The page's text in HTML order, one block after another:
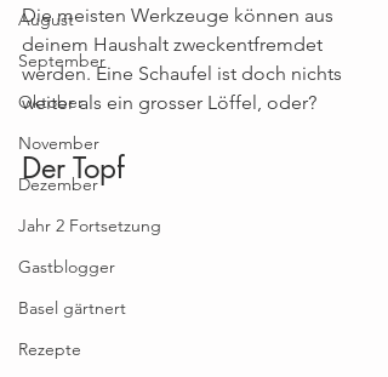
August
September
Oktober
November
Dezember
Jahr 2 Fortsetzung
Gastblogger
Basel gärtnert
Rezepte
Die meisten Werkzeuge können aus
deinem Haushalt zweckentfremdet
werden. Eine Schaufel ist doch nichts
weiter als ein grosser Löffel, oder?
Der Topf